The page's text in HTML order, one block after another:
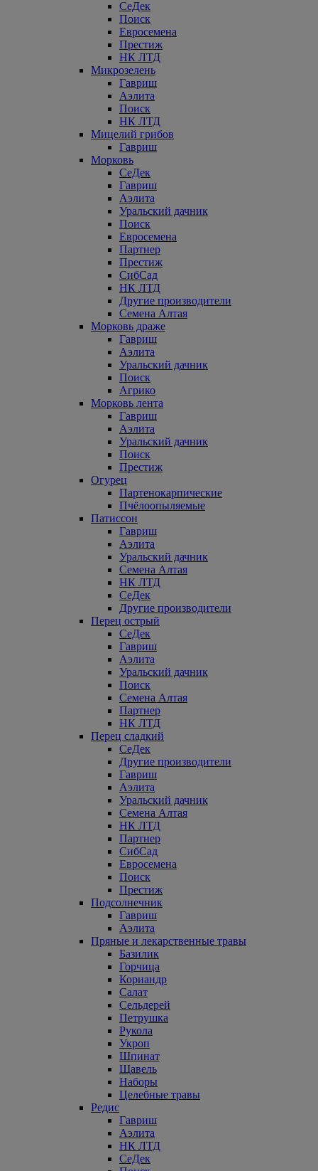
СеДек
Поиск
Евросемена
Престиж
НК ЛТД
Микрозелень
Гавриш
Аэлита
Поиск
НК ЛТД
Мицелий грибов
Гавриш
Морковь
СеДек
Гавриш
Аэлита
Уральский дачник
Поиск
Евросемена
Партнер
Престиж
СибСад
НК ЛТД
Другие производители
Семена Алтая
Морковь драже
Гавриш
Аэлита
Уральский дачник
Поиск
Агрико
Морковь лента
Гавриш
Аэлита
Уральский дачник
Поиск
Престиж
Огурец
Партенокарпические
Пчёлоопыляемые
Патиссон
Гавриш
Аэлита
Уральский дачник
Семена Алтая
НК ЛТД
СеДек
Другие производители
Перец острый
СеДек
Гавриш
Аэлита
Уральский дачник
Поиск
Семена Алтая
Партнер
НК ЛТД
Перец сладкий
СеДек
Другие производители
Гавриш
Аэлита
Уральский дачник
Семена Алтая
НК ЛТД
Партнер
СибСад
Евросемена
Поиск
Престиж
Подсолнечник
Гавриш
Аэлита
Пряные и лекарственные травы
Базилик
Горчица
Кориандр
Салат
Сельдерей
Петрушка
Рукола
Укроп
Шпинат
Щавель
Наборы
Целебные травы
Редис
Гавриш
Аэлита
НК ЛТД
СеДек